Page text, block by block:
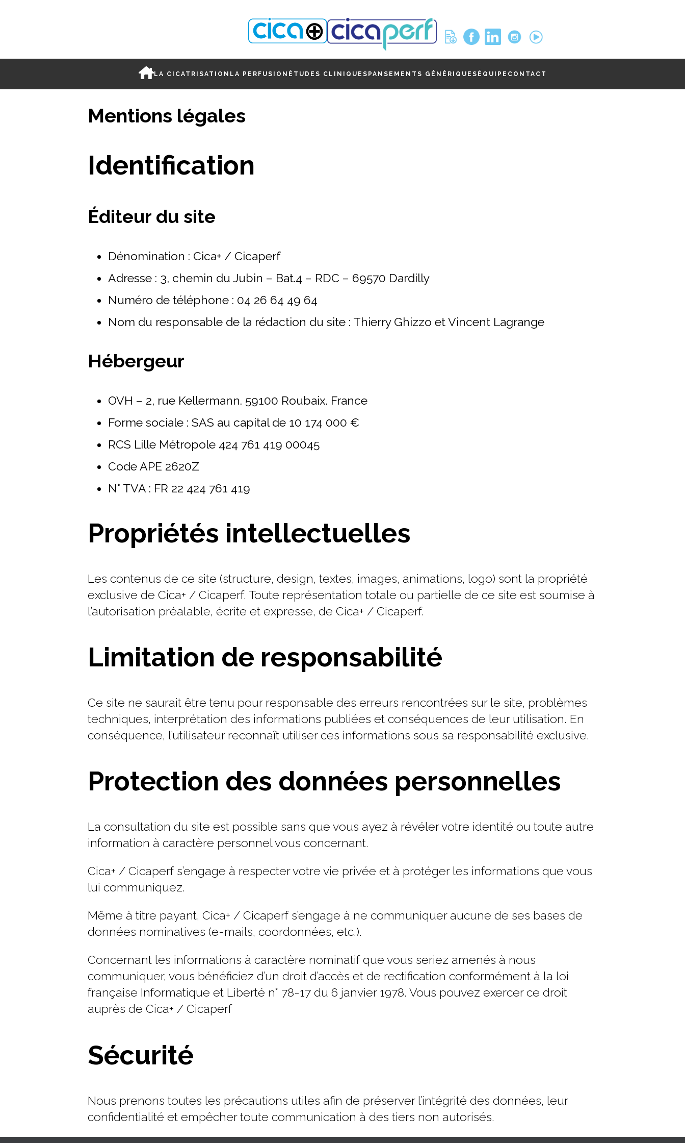
LA CICATRISATION LA PERFUSION ÉTUDES CLINIQUES PANSEMENTS GÉNÉRIQUES ÉQUIPE CONTACT
Mentions légales
Identification
Éditeur du site
Dénomination : Cica+ / Cicaperf
Adresse : 3, chemin du Jubin – Bat.4 – RDC – 69570 Dardilly
Numéro de téléphone : 04 26 64 49 64
Nom du responsable de la rédaction du site : Thierry Ghizzo et Vincent Lagrange
Hébergeur
OVH – 2, rue Kellermann. 59100 Roubaix. France
Forme sociale : SAS au capital de 10 174 000 €
RCS Lille Métropole 424 761 419 00045
Code APE 2620Z
N° TVA : FR 22 424 761 419
Propriétés intellectuelles
Les contenus de ce site (structure, design, textes, images, animations, logo) sont la propriété
exclusive de Cica+ / Cicaperf. Toute représentation totale ou partielle de ce site est soumise à
l’autorisation préalable, écrite et expresse, de Cica+ / Cicaperf.
Limitation de responsabilité
Ce site ne saurait être tenu pour responsable des erreurs rencontrées sur le site, problèmes
techniques, interprétation des informations publiées et conséquences de leur utilisation. En
conséquence, l’utilisateur reconnaît utiliser ces informations sous sa responsabilité exclusive.
Protection des données personnelles
La consultation du site est possible sans que vous ayez à révéler votre identité ou toute autre
information à caractère personnel vous concernant.
Cica+ / Cicaperf s’engage à respecter votre vie privée et à protéger les informations que vous
lui communiquez.
Même à titre payant, Cica+ / Cicaperf s’engage à ne communiquer aucune de ses bases de
données nominatives (e-mails, coordonnées, etc.).
Concernant les informations à caractère nominatif que vous seriez amenés à nous
communiquer, vous bénéficiez d’un droit d’accès et de rectification conformément à la loi
française Informatique et Liberté n° 78-17 du 6 janvier 1978. Vous pouvez exercer ce droit
auprès de Cica+ / Cicaperf
Sécurité
Nous prenons toutes les précautions utiles afin de préserver l’intégrité des données, leur
confidentialité et empêcher toute communication à des tiers non autorisés.